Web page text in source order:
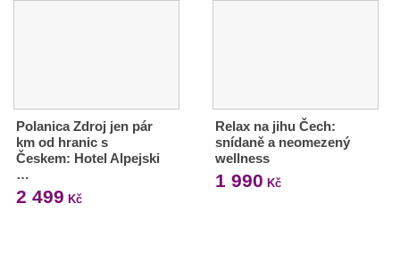
Polanica Zdroj jen pár
km od hranic s
Českem: Hotel Alpejski
…
2 499 Kč
Relax na jihu Čech:
snídaně a neomezený
wellness
1 990 Kč